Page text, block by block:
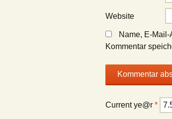
Website
Name, E-
Kommentar
Current ye@r *